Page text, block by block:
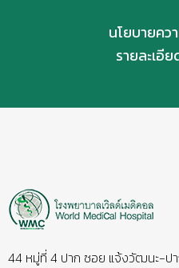
นโยบายคว
รายละเอี
44 หมู่ที่ 4 ปาก ซอย แจ้งวัฒนะ-ปา